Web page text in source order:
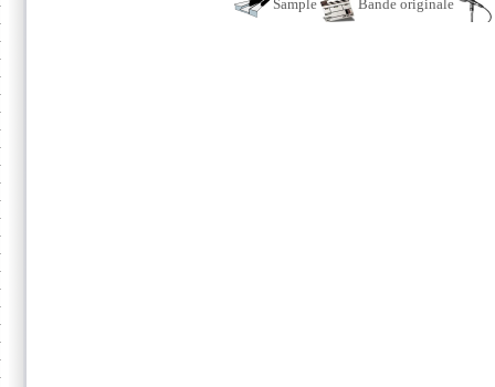
Sample Bande originale